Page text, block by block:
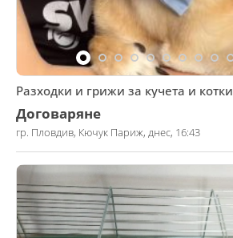
Разходки и грижи за кучета и котки
Договаряне
гр. Пловдив, Кючук Париж, днес, 16:43